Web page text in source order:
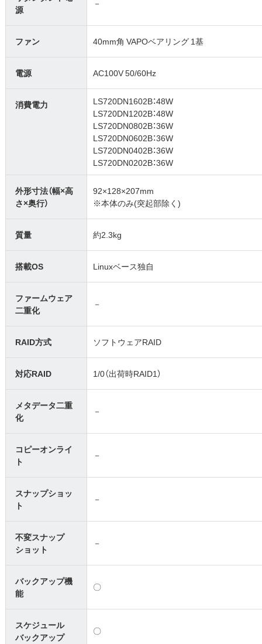
源
－
ファン 40mm角 VAPOベアリング 1基
電源 AC100V 50/60Hz
消費電力
LS720DN1602B：48W
LS720DN1202B：48W
LS720DN0802B：36W
LS720DN0602B：36W
LS720DN0402B：36W
LS720DN0202B：36W
外形寸法（幅×高
さ×奥行）
92×128×207mm
※本体のみ(突起部除く)
質量 約2.3kg
搭載OS Linuxベース独自
ファームウェア
二重化
－
RAID方式 ソフトウェアRAID
対応RAID 1/0（出荷時RAID1）
メタデータ二重
化
－
コピーオンライ
ト
－
スナップショッ
ト
－
不変スナップ
ショット
－
バックアップ機
能
〇
スケジュール
バックアップ
〇